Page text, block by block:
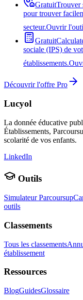
GratuitTrouver
pour trouver
secteur.Ouvrir
Gratuit
sociale (IPS) de
établissements.
Découvrir l'offre Pro
Lucyol
La donnée éducative
Établissements,
scolarité de vos enfants.
LinkedIn
Outils
Simulateur Parcoursup
outils
Classements
Tous les classements
établissement
Ressources
BlogGuidesGlossaire